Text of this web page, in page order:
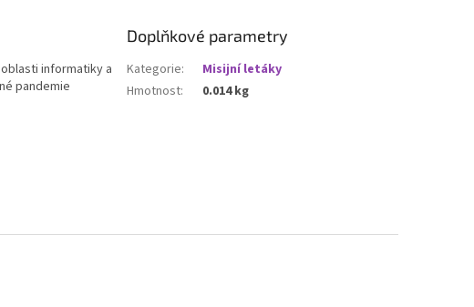
informatiky a
pandemie
Doplňkové parametry
Kategorie:
Misijní letáky
Hmotnost: 0.014 kg